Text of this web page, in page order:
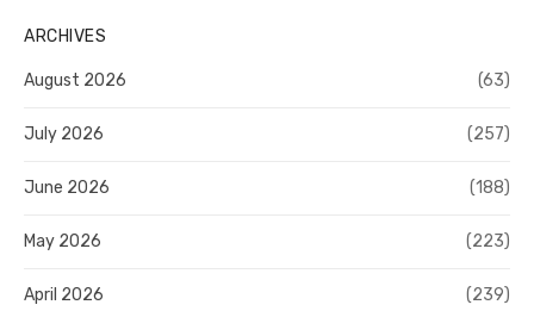
ARCHIVES
August 2026 (63)
July 2026 (257)
June 2026 (188)
May 2026 (223)
April 2026 (239)